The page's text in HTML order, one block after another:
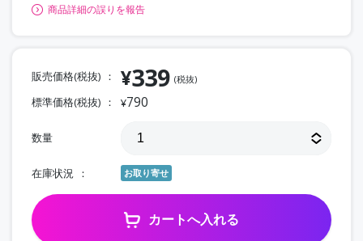
商品詳細の誤りを報告
販売価格(税抜) ¥339 (税抜)
標準価格(税抜) ¥790
数量
在庫状況 お取り寄せ
カートへ入れる